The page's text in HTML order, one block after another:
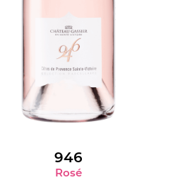
946
Rosé